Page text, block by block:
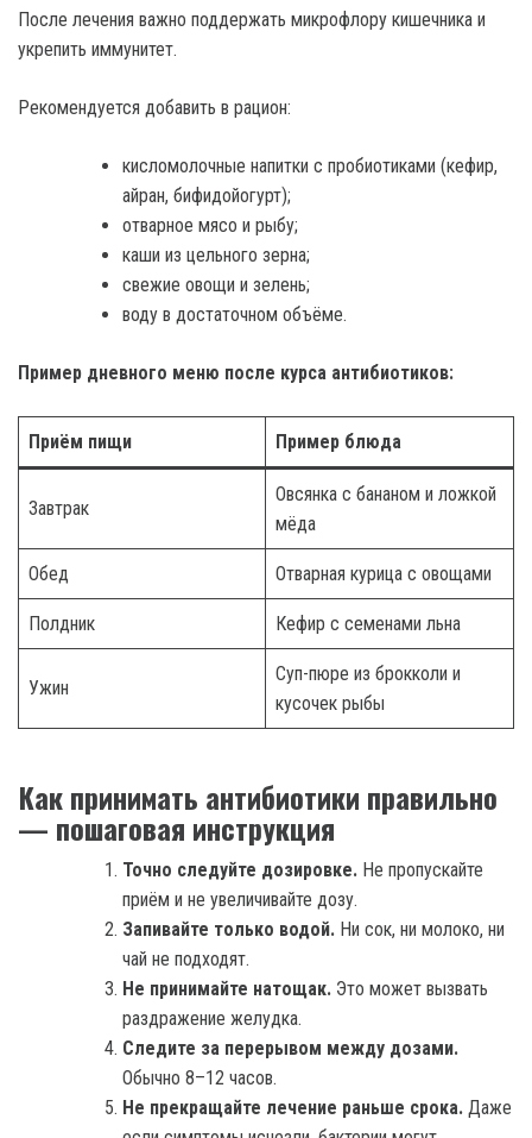
После лечения важно поддержать микрофлору кишечника и
укрепить иммунитет.
Рекомендуется добавить в рацион:
кисломолочные напитки с пробиотиками (кефир,
айран, бифидойогурт);
отварное мясо и рыбу;
каши из цельного зерна;
свежие овощи и зелень;
воду в достаточном объёме.
Пример дневного меню после курса антибиотиков:
Приём пищи Пример блюда
Завтрак
Овсянка с бананом и ложкой
мёда
Обед Отварная курица с овощами
Полдник Кефир с семенами льна
Ужин
Суп-пюре из брокколи и
кусочек рыбы
Как принимать антибиотики правильно
— пошаговая инструкция
Точно следуйте дозировке. Не пропускайте
приём и не увеличивайте дозу.
Запивайте только водой. Ни сок, ни молоко, ни
чай не подходят.
Не принимайте натощак. Это может вызвать
раздражение желудка.
Следите за перерывом между дозами.
Обычно 8–12 часов.
Не прекращайте лечение раньше срока. Даже